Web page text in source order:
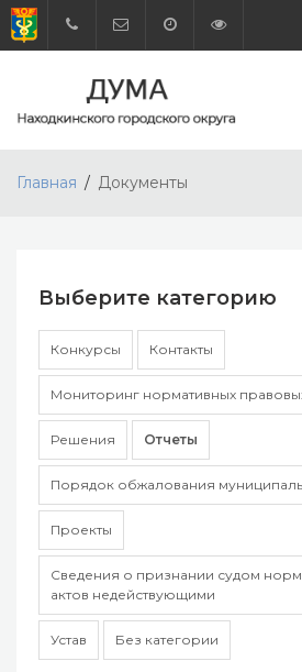
Главная Документы
Выберите категорию
Конкурсы Контакты
Мониторинг нормативных
Решения Отчеты
Порядок обжалования
Проекты
Сведения о признании судом
актов недействующими
Устав Без категории